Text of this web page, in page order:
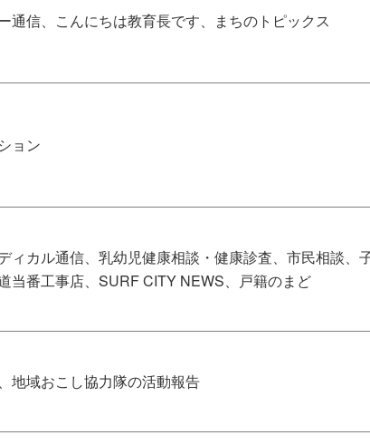
通信、こんにちは教育長です、まちのトピックス
ョン
ィカル通信、乳幼児健康相談・健康診査、市民相談、
当番工事店、SURF CITY NEWS、戸籍のまど
地域おこし協力隊の活動報告